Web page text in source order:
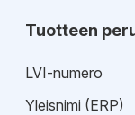
Tuotteen
LVI-numero
Yleisnimi (ERP)